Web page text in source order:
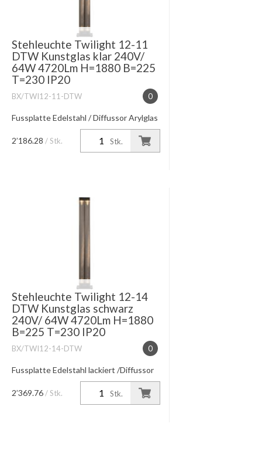
Stehleuchte Twilight 12-11
DTW Kunstglas klar 240V/
64W 4720Lm H=1880 B=225
T=230 IP20
0
BX/TWI12-11-DTW
Fussplatte Edelstahl / Diffussor Arylglas
dim to warm 3000°-1800K dimmbar am
schwarzem Fusstaster
Stk.
2’186.28 / Stk.
Stehleuchte Twilight 12-14
DTW Kunstglas schwarz
240V/ 64W 4720Lm H=1880
B=225 T=230 IP20
0
BX/TWI12-14-DTW
Fussplatte Edelstahl lackiert /Diffussor
Arylglas schwarz eingefärbt dim to
warm 3000°-1800K dimmbar am
Stk.
2’369.76 / Stk.